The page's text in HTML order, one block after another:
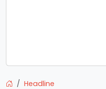
Headline